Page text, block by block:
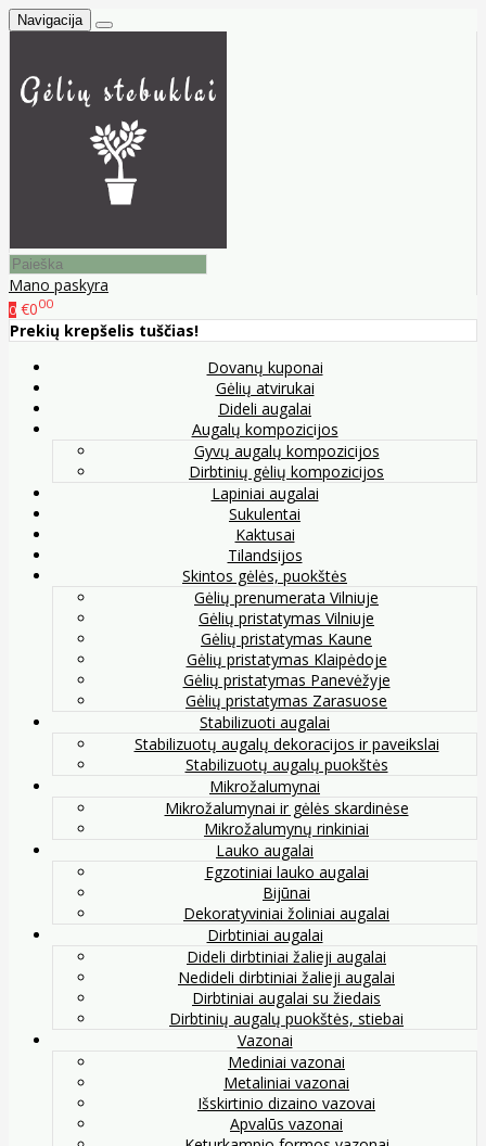
Navigacija
Mano paskyra
0 €000
Prekių krepšelis tuščias!
Dovanų kuponai
Gėlių atvirukai
Dideli augalai
Augalų kompozicijos
Gyvų augalų kompozicijos
Dirbtinių gėlių kompozicijos
Lapiniai augalai
Sukulentai
Kaktusai
Tilandsijos
Skintos gėlės, puokštės
Gėlių prenumerata Vilniuje
Gėlių pristatymas Vilniuje
Gėlių pristatymas Kaune
Gėlių pristatymas Klaipėdoje
Gėlių pristatymas Panevėžyje
Gėlių pristatymas Zarasuose
Stabilizuoti augalai
Stabilizuotų augalų dekoracijos ir paveikslai
Stabilizuotų augalų puokštės
Mikrožalumynai
Mikrožalumynai ir gėlės skardinėse
Mikrožalumynų rinkiniai
Lauko augalai
Egzotiniai lauko augalai
Bijūnai
Dekoratyviniai žoliniai augalai
Dirbtiniai augalai
Dideli dirbtiniai žalieji augalai
Nedideli dirbtiniai žalieji augalai
Dirbtiniai augalai su žiedais
Dirbtinių augalų puokštės, stiebai
Vazonai
Mediniai vazonai
Metaliniai vazonai
Išskirtinio dizaino vazovai
Apvalūs vazonai